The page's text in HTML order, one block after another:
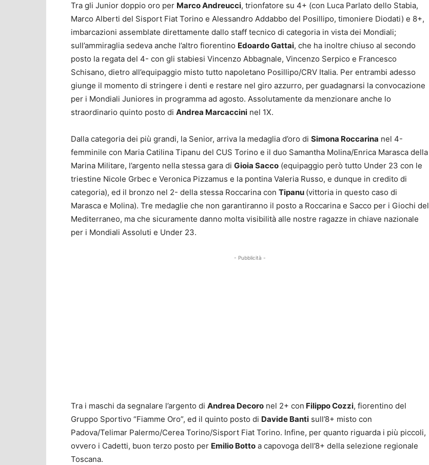
Tra gli Junior doppio oro per Marco Andreucci, trionfatore su 4+ (con Luca Parlato dello Stabia,
Marco Alberti del Sisport Fiat Torino e Alessandro Addabbo del Posillipo, timoniere Diodati) e 8+,
imbarcazioni assemblate direttamente dallo staff tecnico di categoria in vista dei Mondiali;
sull’ammiraglia sedeva anche l’altro fiorentino Edoardo Gattai, che ha inoltre chiuso al secondo
posto la regata del 4- con gli stabiesi Vincenzo Abbagnale, Vincenzo Serpico e Francesco
Schisano, dietro all’equipaggio misto tutto napoletano Posillipo/CRV Italia. Per entrambi adesso
giunge il momento di stringere i denti e restare nel giro azzurro, per guadagnarsi la convocazione
per i Mondiali Juniores in programma ad agosto. Assolutamente da menzionare anche lo
straordinario quinto posto di Andrea Marcaccini nel 1X.
Dalla categoria dei più grandi, la Senior, arriva la medaglia d’oro di Simona Roccarina nel 4-
femminile con Maria Catilina Tipanu del CUS Torino e il duo Samantha Molina/Enrica Marasca della
Marina Militare, l’argento nella stessa gara di Gioia Sacco (equipaggio però tutto Under 23 con le
triestine Nicole Grbec e Veronica Pizzamus e la pontina Valeria Russo, e dunque in credito di
categoria), ed il bronzo nel 2- della stessa Roccarina con Tipanu (vittoria in questo caso di
Marasca e Molina). Tre medaglie che non garantiranno il posto a Roccarina e Sacco per i Giochi del
Mediterraneo, ma che sicuramente danno molta visibilità alle nostre ragazze in chiave nazionale
per i Mondiali Assoluti e Under 23.
- Pubblicità -
Tra i maschi da segnalare l’argento di Andrea Decoro nel 2+ con Filippo Cozzi, fiorentino del
Gruppo Sportivo “Fiamme Oro”, ed il quinto posto di Davide Banti sull’8+ misto con
Padova/Telimar Palermo/Cerea Torino/Sisport Fiat Torino. Infine, per quanto riguarda i più piccoli,
ovvero i Cadetti, buon terzo posto per Emilio Botto a capovoga dell’8+ della selezione regionale
Toscana.